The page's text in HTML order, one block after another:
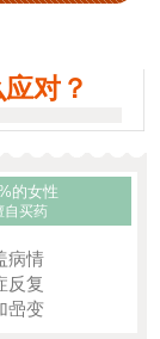
对？
的女性
自买药
病情
反复
喦变